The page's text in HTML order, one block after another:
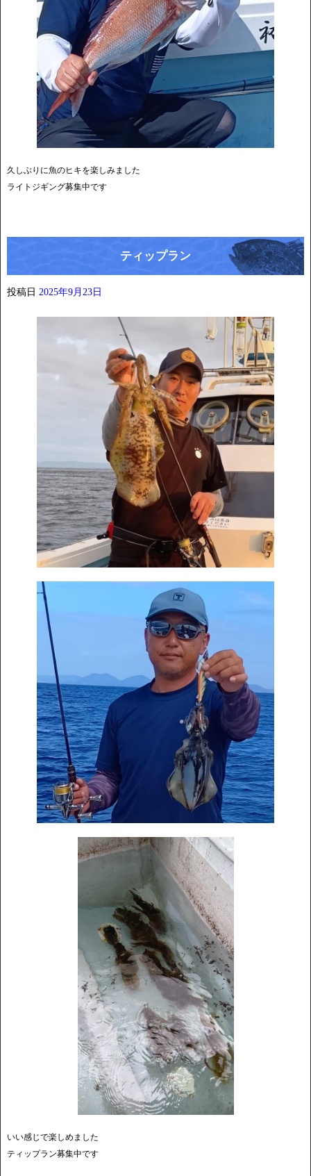
久しぶりに魚のヒキを楽しみました
ライトジギング募集中です
ティップラン
投稿日 2025年9月23日
いい感じで楽しめました
ティップラン募集中です